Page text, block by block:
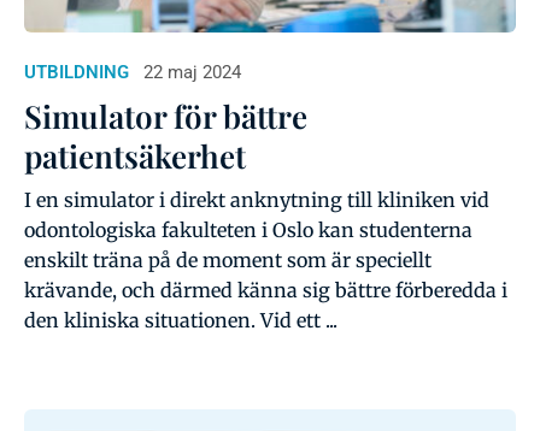
UTBILDNING 22 maj 2024
Simulator för bättre
patientsäkerhet
I en simulator i direkt anknytning till kliniken vid
odontologiska fakulteten i Oslo kan studenterna
enskilt träna på de moment som är speciellt
krävande, och därmed känna sig bättre förberedda i
den kliniska situationen. Vid ett ...